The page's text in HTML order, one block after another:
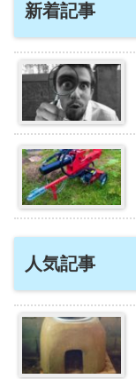
新着記事
人気記事